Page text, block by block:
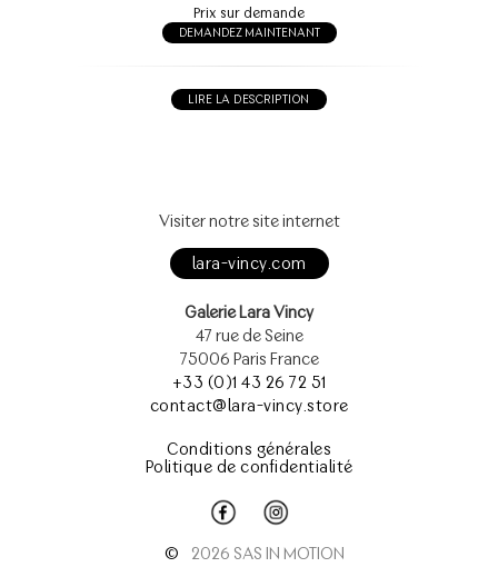
Prix sur demande
DEMANDEZ MAINTENANT
LIRE LA DESCRIPTION
Visiter notre site internet
lara-vincy.com
Galerie Lara Vincy
47 rue de Seine
75006 Paris France
+33 (0)1 43 26 72 51
contact@lara-vincy.store
Conditions générales
Politique de confidentialité
© 2026 SAS IN MOTION